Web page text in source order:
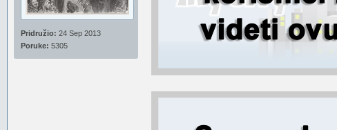
Pridružio: 24 Sep 2013
Poruke: 5305